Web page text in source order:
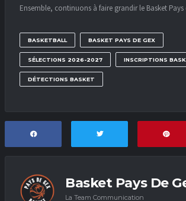
Ensemble, continuons à faire grandir le Basket Pays
BASKETBALL BASKET PAYS DE GEX
SÉLECTIONS 2026-2027 INSCRIPTIONS
DÉTECTIONS BASKET
Basket Pays De
La Team Communication